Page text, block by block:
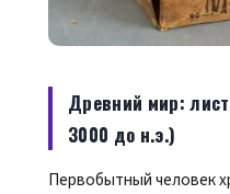
Древний мир:
3000 до н.э.)
Первобытный человек